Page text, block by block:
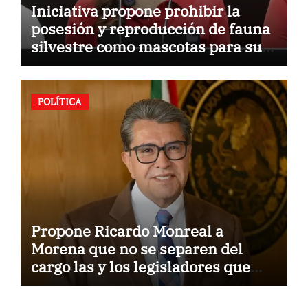
Iniciativa propone prohibir la
posesión y reproducción de fauna
silvestre como mascotas para su
comercialización
POLÍTICA
Propone Ricardo Monreal a
Morena que no se separen del
cargo las y los legisladores que
quieren reelegirse